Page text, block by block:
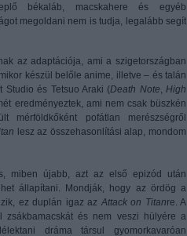
békaláb, macskahere és egyéb
megoldani nem is tudja, legalább segít
az adaptációja, ami a szigetországban
készül belőle anime, illetve – és talán
és Tetsuo Araki (Death Note
High
eredményeztek, ami nem csak büszkén
pofátlan merészségről
lesz az összehasonlítási alap, mondom
miben újabb, azt az első epizód után
állapítani. Mondják, hogy az ördög a
ez duplán igaz az Attack on Titanre. A
zsákbamacskát és nem veszi hülyére a
dráma társul gyomorkavaróan